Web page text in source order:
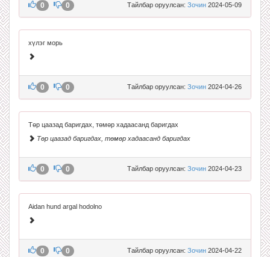
Тайлбар оруулсан: Зочин 2024-05-09
0 0
хүлэг морь
Тайлбар оруулсан: Зочин 2024-04-26
0 0
Төр цаазад баригдах, төмөр хадаасанд баригдах
Төр цаазад баригдах, төмөр хадаасанд баригдах
Тайлбар оруулсан: Зочин 2024-04-23
0 0
Aidan hund argal hodolno
Тайлбар оруулсан: Зочин 2024-04-22
0 0